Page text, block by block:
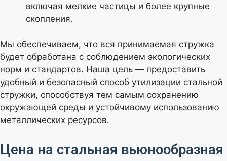
включая мелкие частицы и более крупные
скопления.
Мы обеспечиваем, что вся принимаемая стружка
будет обработана с соблюдением экологических
норм и стандартов. Наша цель — предоставить
удобный и безопасный способ утилизации стальной
стружки, способствуя тем самым сохранению
окружающей среды и устойчивому использованию
металлических ресурсов.
Цена на стальная вьюнообразная